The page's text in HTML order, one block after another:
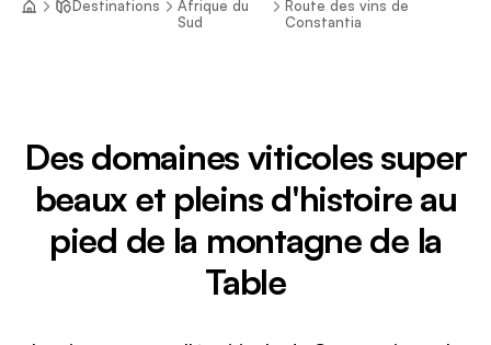
Destinations
Afrique du
Sud
Route des vins de
Constantia
Des domaines viticoles super
beaux et pleins d'histoire au
pied de la montagne de la
Table